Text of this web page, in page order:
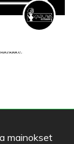
mainokset